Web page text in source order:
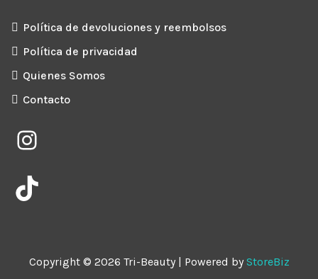
Política de devoluciones y reembolsos
Política de privacidad
Quienes Somos
Contacto
Copyright © 2026 Tri-Beauty | Powered by StoreBiz